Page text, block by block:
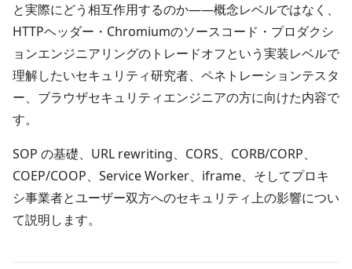
と実際にどう相互作用するのか――概念レベルではなく、
HTTPヘッダー・Chromiumのソースコード・プロダクシ
ョンエンジニアリングのトレードオフという実装レベルで
理解したいセキュリティ研究者、ペネトレーションテスタ
ー、ブラウザセキュリティエンジニアの方に向けた内容で
す。
SOP の基礎、URL rewriting、CORS、CORB/CORP、
COEP/COOP、Service Worker、iframe、そしてプロキ
シ事業者とユーザー双方へのセキュリティ上の影響につい
て説明します。